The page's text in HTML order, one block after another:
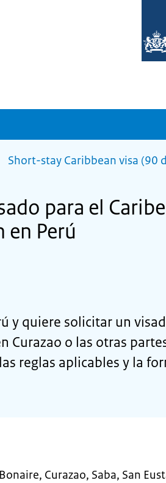
Short-stay Caribbean visa (90
para el
Perú
y quiere solicitar un
Curazao o las otras
reglas aplicables y la
Curazao, Saba, San